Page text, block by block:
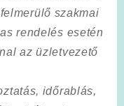
szakmai
rendelés esetén
az üzletvezető
időrablás,